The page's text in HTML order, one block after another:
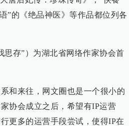
”的《绝品神医》等作品都位列各
思存”）为湖北省网络作家协会首
和来往，网文圈也是一个很小的
协会成立之后，希望有IP运营
更多的运营手段尝试，使得IP在